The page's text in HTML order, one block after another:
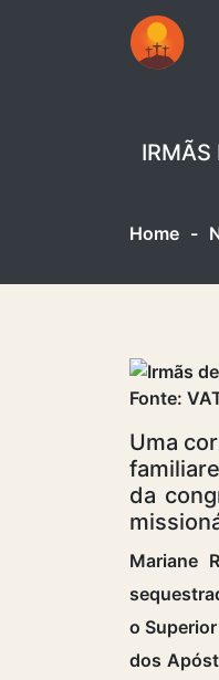
IRMÃS
Home -
Fonte:
Uma
da
Mariane
o
dos